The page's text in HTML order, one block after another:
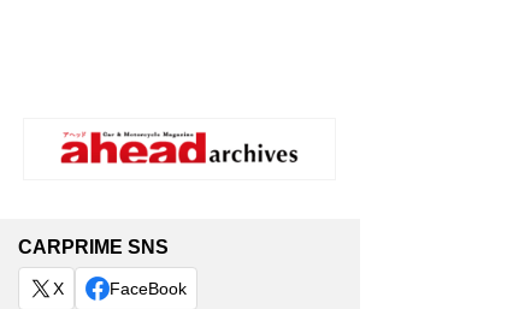
CARPRIME SNS
X FaceBook